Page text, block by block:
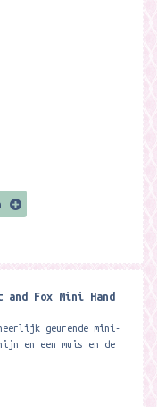
and Fox Mini Hand
geurende mini-
en een muis en de